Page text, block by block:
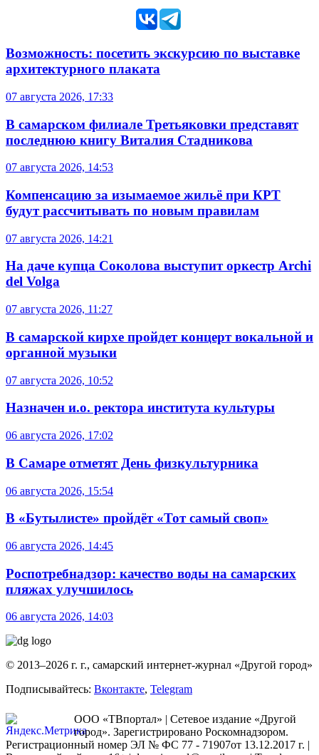
Возможность: посетить экскурсию по выставке
архитектурного плаката
07 августа 2026, 17:33
В самарском филиале Третьяковки представят
последнюю книгу Виталия Стадникова
07 августа 2026, 14:53
Компенсацию за изымаемое жильё при КРТ
будут рассчитывать по новым правилам
07 августа 2026, 14:21
На даче купца Соколова выступит оркестр Archi
del Volga
07 августа 2026, 11:27
В самарской кирхе пройдет концерт вокальной и
органной музыки
07 августа 2026, 10:52
Назначен и.о. ректора института культуры
06 августа 2026, 17:02
В Самаре отметят День физкультурника
06 августа 2026, 15:54
В «Бутылисте» пройдёт «Тот самый своп»
06 августа 2026, 14:45
Роспотребнадзор: качество воды на самарских
пляжах улучшилось
06 августа 2026, 14:03
© 2013–2026 г. г., самарский интернет-журнал «Другой город»
Подписывайтесь: Вконтакте, Telegram
ООО «ТВпортал» | Сетевое издание «Другой
город». Зарегистрировано Роскомнадзором.
Регистрационный номер ЭЛ № ФС 77 - 71907от 13.12.2017 г. |